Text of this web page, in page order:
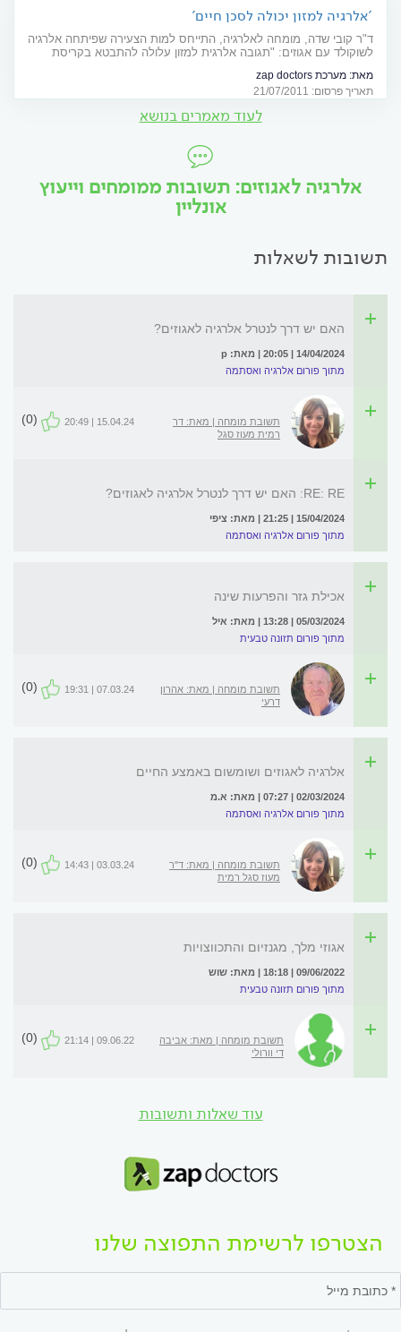
'אלרגיה למזון יכולה לסכן חיים'
ד"ר קובי שדה, מומחה לאלרגיה, התייחס למות הצעירה שפיתחה אלרגיה
לשוקולד עם אגוזים: "תגובה אלרגית למזון עלולה להתבטא בקריסת
מאת: מערכת zap doctors
תאריך פרסום: 21/07/2011
לעוד מאמרים בנושא
אלרגיה לאגוזים: תשובות ממומחים וייעוץ
אונליין
תשובות לשאלות
האם יש דרך לנטרל אלרגיה לאגוזים?
14/04/2024 | 20:05 | מאת: p
מתוך פורום אלרגיה ואסתמה
תשובת מומחה | מאת: דר
רמית מעוז סגל
15.04.24 | 20:49
(0)
RE: RE: האם יש דרך לנטרל אלרגיה לאגוזים?
15/04/2024 | 21:25 | מאת: ציפי
מתוך פורום אלרגיה ואסתמה
אכילת גזר והפרעות שינה
05/03/2024 | 13:28 | מאת: איל
מתוך פורום תזונה טבעית
תשובת מומחה | מאת: אהרון
דרעי
07.03.24 | 19:31
(0)
אלרגיה לאגוזים ושומשום באמצע החיים
02/03/2024 | 07:27 | מאת: א.מ
מתוך פורום אלרגיה ואסתמה
תשובת מומחה | מאת: ד"ר
מעוז סגל רמית
03.03.24 | 14:43
(0)
אגוזי מלך, מגנזיום והתכווצויות
09/06/2022 | 18:18 | מאת: שוש
מתוך פורום תזונה טבעית
תשובת מומחה | מאת: אביבה
די וורולי
09.06.22 | 21:14
(0)
עוד שאלות ותשובות
הצטרפו לרשימת התפוצה שלנו